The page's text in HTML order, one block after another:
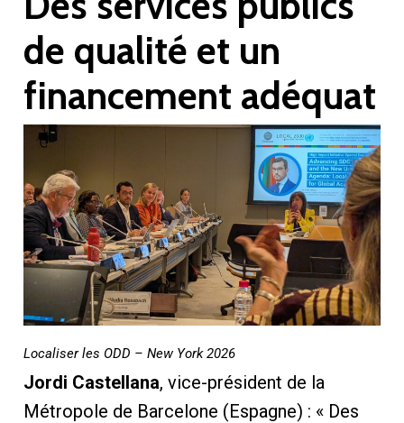
de qualité et un
financement adéquat
Localiser les ODD – New York 2026
Jordi Castellana, vice-président de la
Métropole de Barcelone (Espagne) : « Des